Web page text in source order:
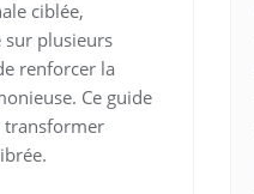
ciblée,
sur plusieurs
renforcer la
Ce guide
transformer